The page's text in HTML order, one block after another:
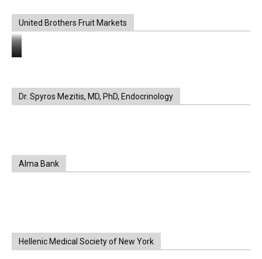
United Brothers Fruit Markets
https://www.unitedbrothersfruitmarkets.com/
https://www.unitedbrothersfruitmarkets.com/
Dr. Spyros Mezitis, MD, PhD, Endocrinology
Alma Bank
Hellenic Medical Society of New York